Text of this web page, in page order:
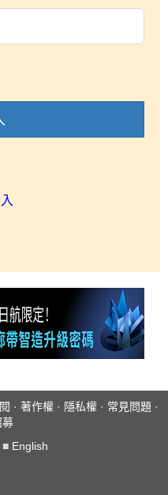
· 著作權 · 隱私權 · 常見問題 ·
募
■ English